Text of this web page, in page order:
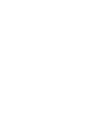
и новости
и новости